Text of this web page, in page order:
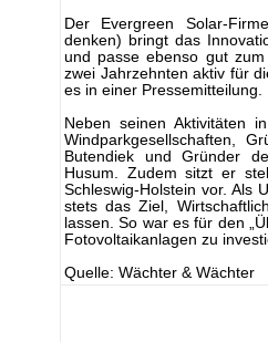
Der Evergreen Solar-
denken) bringt das
und passe ebenso gut
zwei Jahrzehnten aktiv für
es in einer Pressemitteilung.
Neben seinen Aktivitäten
Windparkgesellschaften,
Butendiek und Gründer
Husum. Zudem sitzt er
Schleswig-Holstein vor. Als
stets das Ziel,
lassen. So war es für den
Fotovoltaikanlagen zu
Quelle: Wächter & Wächter